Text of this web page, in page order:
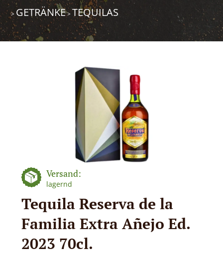
> GETRÄNKE>TEQUILAS
Versand:
lagernd
Tequila Reserva de la
Familia Extra Añejo Ed.
2023 70cl.